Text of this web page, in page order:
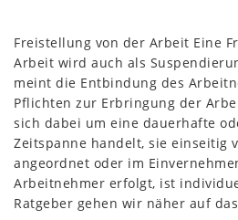
Freistellung von der Arbeit Eine
Arbeit wird auch als
meint die Entbindung des
Pflichten zur Erbringung der
sich dabei um eine dauerhafte
Zeitspanne handelt, sie einseitig
angeordnet oder im
Arbeitnehmer erfolgt, ist
Ratgeber gehen wir näher auf das